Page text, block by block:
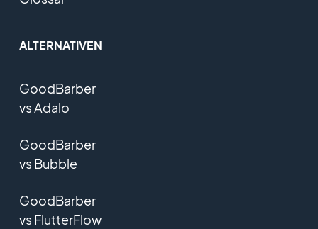
ALTERNATIVEN
GoodBarber
vs Adalo
GoodBarber
vs Bubble
GoodBarber
vs FlutterFlow